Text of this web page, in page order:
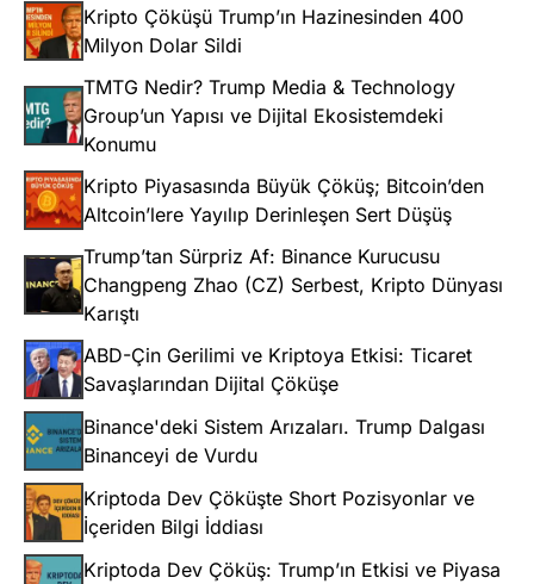
Kripto Çöküşü Trump’ın Hazinesinden 400
Milyon Dolar Sildi
TMTG Nedir? Trump Media & Technology
Group’un Yapısı ve Dijital Ekosistemdeki
Konumu
Kripto Piyasasında Büyük Çöküş; Bitcoin’den
Altcoin’lere Yayılıp Derinleşen Sert Düşüş
Trump’tan Sürpriz Af: Binance Kurucusu
Changpeng Zhao (CZ) Serbest, Kripto Dünyası
Karıştı
ABD-Çin Gerilimi ve Kriptoya Etkisi: Ticaret
Savaşlarından Dijital Çöküşe
Binance'deki Sistem Arızaları. Trump Dalgası
Binanceyi de Vurdu
Kriptoda Dev Çöküşte Short Pozisyonlar ve
İçeriden Bilgi İddiası
Kriptoda Dev Çöküş: Trump’ın Etkisi ve Piyasa